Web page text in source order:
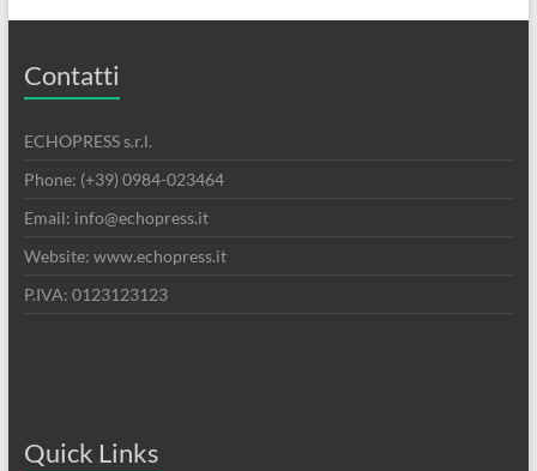
Contatti
ECHOPRESS s.r.l.
Phone: (+39) 0984-023464
Email: info@echopress.it
Website: www.echopress.it
P.IVA: 0123123123
Quick Links